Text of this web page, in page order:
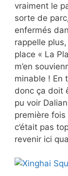
vraiment le
sorte de
enfermés
rappelle
place « La
m’en
minable ! En
donc ça doit
pu voir
première
c’était pas
revenir ici